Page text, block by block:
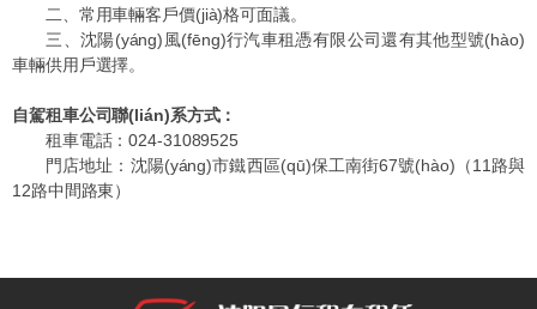
二、常用車輛客戶價(jià)格可面議。
三、沈陽(yáng)風(fēng)行汽車租憑有限公司還有其他型號(hào)
車輛供用戶選擇。
自駕租車公司聯(lián)系方式：
租車電話：024-31089525
門店地址：沈陽(yáng)市鐵西區(qū)保工南街67號(hào)（11路與
12路中間路東）